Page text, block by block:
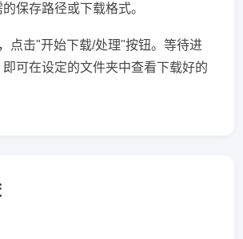
保存路径或下载格式。
点击"开始下载/处理"按钮。等待进
可在设定的文件夹中查看下载好的